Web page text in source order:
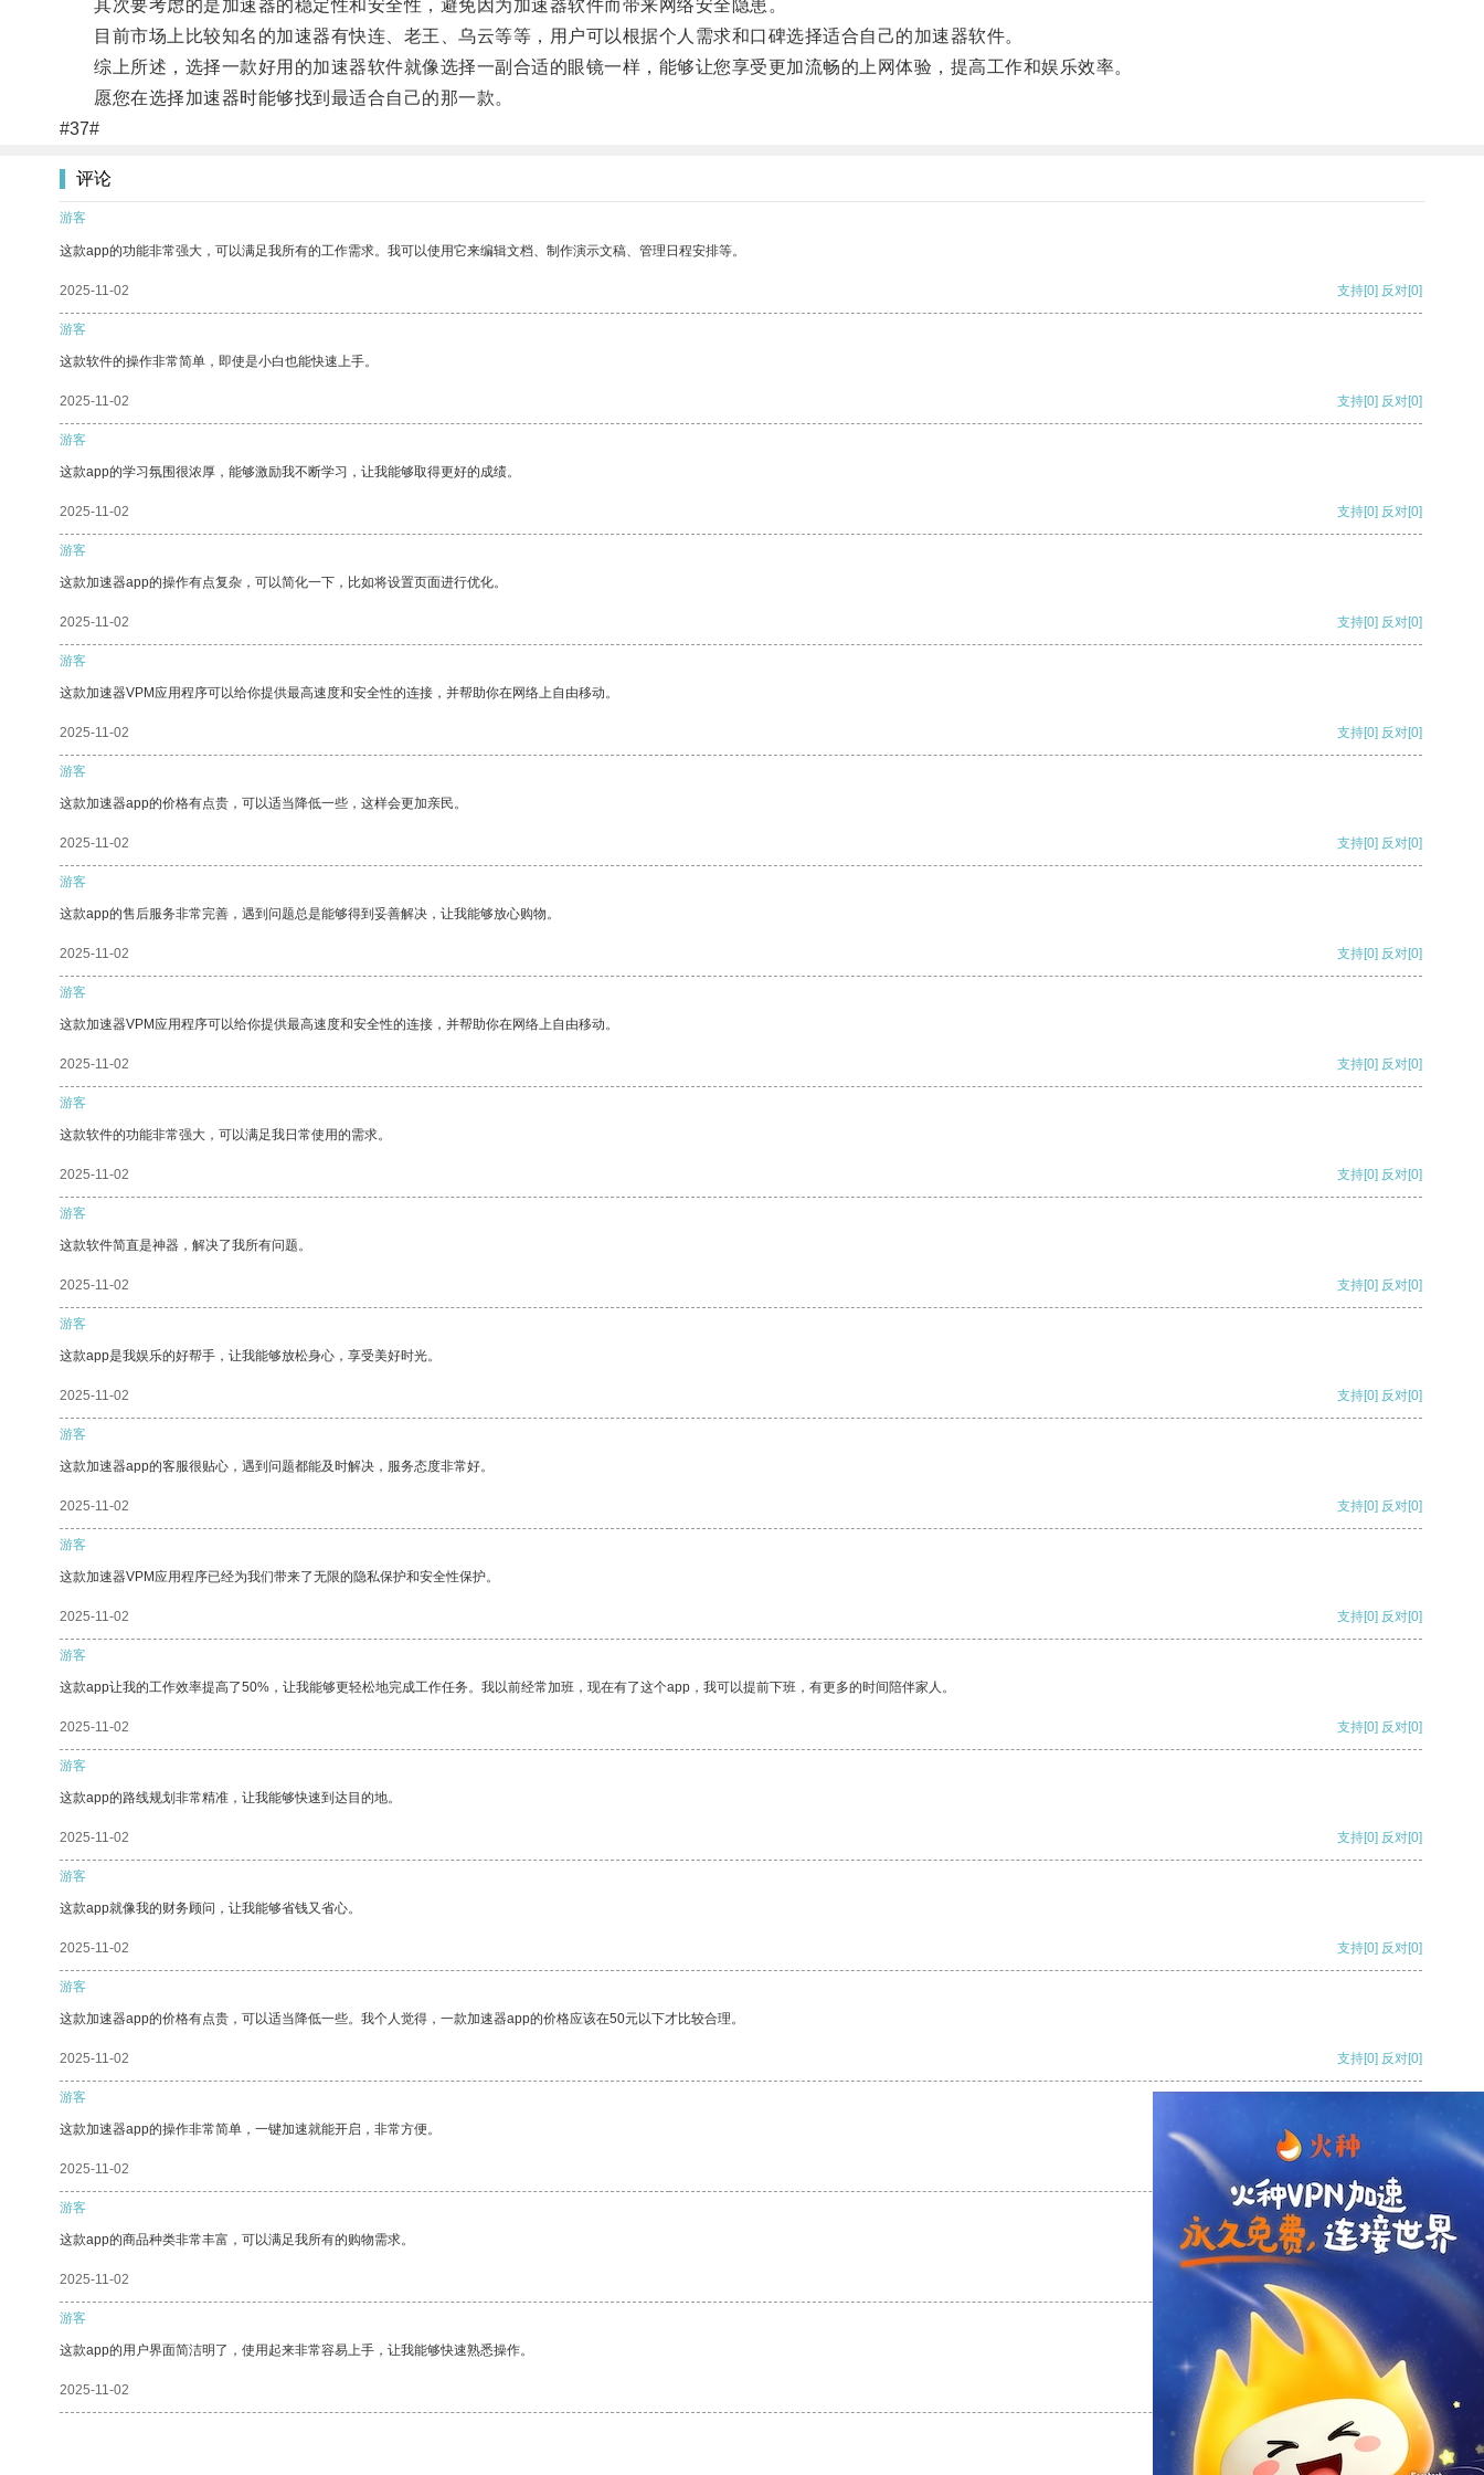
其次要考虑的是加速器的稳定性和安全性，避免因为加速器软件而带来网络安全隐患。
目前市场上比较知名的加速器有快连、老王、乌云等等，用户可以根据个人需求和口碑选择适合自己的加速器软件。
综上所述，选择一款好用的加速器软件就像选择一副合适的眼镜一样，能够让您享受更加流畅的上网体验，提高工作和娱乐效率。
愿您在选择加速器时能够找到最适合自己的那一款。
#37#
评论
游客
这款app的功能非常强大，可以满足我所有的工作需求。我可以使用它来编辑文档、制作演示文稿、管理日程安排等。
2025-11-02 支持[0] 反对[0]
游客
这款软件的操作非常简单，即使是小白也能快速上手。
2025-11-02 支持[0] 反对[0]
游客
这款app的学习氛围很浓厚，能够激励我不断学习，让我能够取得更好的成绩。
2025-11-02 支持[0] 反对[0]
游客
这款加速器app的操作有点复杂，可以简化一下，比如将设置页面进行优化。
2025-11-02 支持[0] 反对[0]
游客
这款加速器VPM应用程序可以给你提供最高速度和安全性的连接，并帮助你在网络上自由移动。
2025-11-02 支持[0] 反对[0]
游客
这款加速器app的价格有点贵，可以适当降低一些，这样会更加亲民。
2025-11-02 支持[0] 反对[0]
游客
这款app的售后服务非常完善，遇到问题总是能够得到妥善解决，让我能够放心购物。
2025-11-02 支持[0] 反对[0]
游客
这款加速器VPM应用程序可以给你提供最高速度和安全性的连接，并帮助你在网络上自由移动。
2025-11-02 支持[0] 反对[0]
游客
这款软件的功能非常强大，可以满足我日常使用的需求。
2025-11-02 支持[0] 反对[0]
游客
这款软件简直是神器，解决了我所有问题。
2025-11-02 支持[0] 反对[0]
游客
这款app是我娱乐的好帮手，让我能够放松身心，享受美好时光。
2025-11-02 支持[0] 反对[0]
游客
这款加速器app的客服很贴心，遇到问题都能及时解决，服务态度非常好。
2025-11-02 支持[0] 反对[0]
游客
这款加速器VPM应用程序已经为我们带来了无限的隐私保护和安全性保护。
2025-11-02 支持[0] 反对[0]
游客
这款app让我的工作效率提高了50%，让我能够更轻松地完成工作任务。我以前经常加班，现在有了这个app，我可以提前下班，有更多的时间陪伴家人。
2025-11-02 支持[0] 反对[0]
游客
这款app的路线规划非常精准，让我能够快速到达目的地。
2025-11-02 支持[0] 反对[0]
游客
这款app就像我的财务顾问，让我能够省钱又省心。
2025-11-02 支持[0] 反对[0]
游客
这款加速器app的价格有点贵，可以适当降低一些。我个人觉得，一款加速器app的价格应该在50元以下才比较合理。
2025-11-02 支持[0] 反对[0]
游客
这款加速器app的操作非常简单，一键加速就能开启，非常方便。
2025-11-02
游客
这款app的商品种类非常丰富，可以满足我所有的购物需求。
2025-11-02 反对
游客
这款app的用户界面简洁明了，使用起来非常容易上手，让我能够快速熟悉操作。
2025-11-02 反对[0]